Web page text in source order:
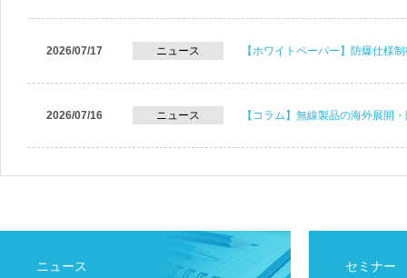
2026/07/17 ニュース 【ホワイトペーパー】防爆仕様
2026/07/16 ニュース 【コラム】無線製品の海外展開
ニュース セミナー